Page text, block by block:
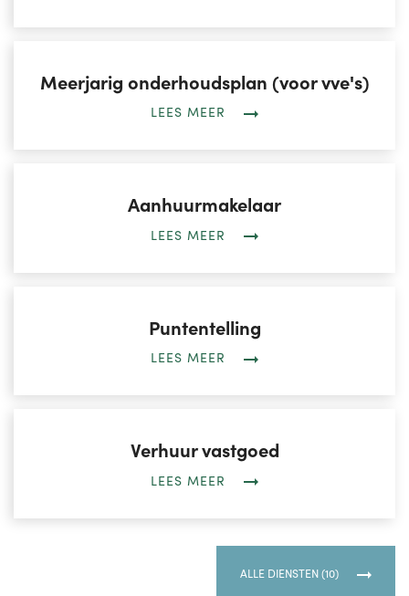
Meerjarig onderhoudsplan (voor vve's)
LEES MEER
Aanhuurmakelaar
LEES MEER
Puntentelling
LEES MEER
Verhuur vastgoed
LEES MEER
ALLE DIENSTEN (10)